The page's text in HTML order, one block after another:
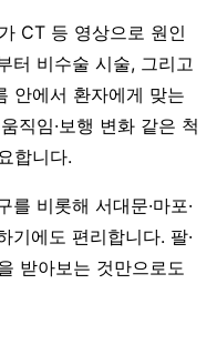
CT 등 영상으로 원인
터 비수술 시술, 그리고
안에서 환자에게 맞는
직임·보행 변화 같은 척
합니다.
비롯해 서대문·마포·
기에도 편리합니다. 팔·
받아보는 것만으로도